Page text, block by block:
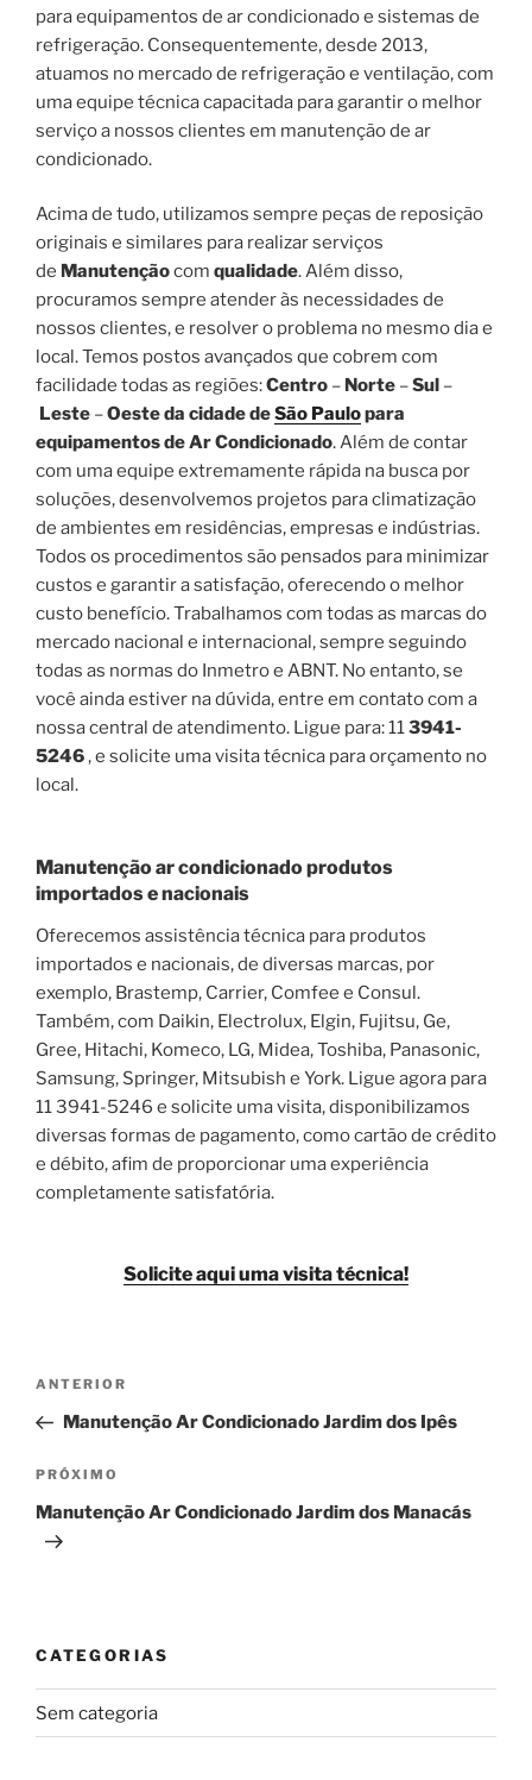
para equipamentos de ar condicionado e sistemas de
refrigeração. Consequentemente, desde 2013,
atuamos no mercado de refrigeração e ventilação, com
uma equipe técnica capacitada para garantir o melhor
serviço a nossos clientes em manutenção de ar
condicionado.
Acima de tudo, utilizamos sempre peças de reposição
originais e similares para realizar serviços
de Manutençãocom qualidade. Além disso,
procuramos sempre atender às necessidades de
nossos clientes, e resolver o problema no mesmo dia e
local. Temos postos avançados que cobrem com
facilidade todas as regiões:Centro – Norte –Sul –
Leste –Oeste da cidade deSão Paulopara
equipamentos de Ar Condicionado. Além de contar
com uma equipe extremamente rápida na busca por
soluções, desenvolvemos projetos para climatização
de ambientes em residências, empresas e indústrias.
Todos os procedimentos são pensados para minimizar
custos e garantir a satisfação, oferecendo o melhor
custo benefício. Trabalhamos com todas as marcas do
mercado nacional e internacional, sempre seguindo
todas as normas do Inmetro e ABNT. No entanto, se
você ainda estiver na dúvida, entre em contato com a
nossa central de atendimento. Ligue para: 113941-
5246, e solicite uma visita técnica para orçamento no
local.
Manutenção ar condicionado produtos
importados e nacionais
Oferecemos assistência técnica para produtos
importados e nacionais, de diversas marcas, por
exemplo, Brastemp, Carrier, Comfee e Consul.
Também, com Daikin, Electrolux, Elgin, Fujitsu, Ge,
Gree, Hitachi, Komeco, LG, Midea, Toshiba, Panasonic,
Samsung, Springer, Mitsubish e York. Ligue agora para
11 3941-5246 e solicite uma visita, disponibilizamos
diversas formas de pagamento, como cartão de crédito
e débito, afim de proporcionar uma experiência
completamente satisfatória.
Solicite aqui uma visita técnica!
Navegação
Post
Post
anterior
ANTERIOR
Manutenção Ar Condicionado Jardim dos Ipês
Próximo
post
PRÓXIMO
Manutenção Ar Condicionado Jardim dos Manacás
CATEGORIAS
Sem categoria